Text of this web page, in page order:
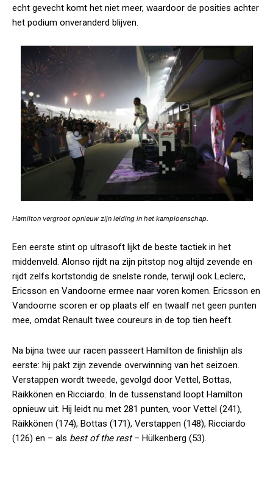
echt gevecht komt het niet meer, waardoor de posities achter
het podium onveranderd blijven.
Hamilton vergroot opnieuw zijn leiding in het kampioenschap.
Een eerste stint op ultrasoft lijkt de beste tactiek in het
middenveld. Alonso rijdt na zijn pitstop nog altijd zevende en
rijdt zelfs kortstondig de snelste ronde, terwijl ook Leclerc,
Ericsson en Vandoorne ermee naar voren komen. Ericsson en
Vandoorne scoren er op plaats elf en twaalf net geen punten
mee, omdat Renault twee coureurs in de top tien heeft.
Na bijna twee uur racen passeert Hamilton de finishlijn als
eerste: hij pakt zijn zevende overwinning van het seizoen.
Verstappen wordt tweede, gevolgd door Vettel, Bottas,
Räikkönen en Ricciardo. In de tussenstand loopt Hamilton
opnieuw uit. Hij leidt nu met 281 punten, voor Vettel (241),
Räikkönen (174), Bottas (171), Verstappen (148), Ricciardo
(126) en – als best of the rest– Hülkenberg (53).